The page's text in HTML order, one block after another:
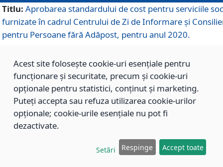
Titlu: Aprobarea standardului de cost pentru serviciile
furnizate în cadrul Centrului de Zi de Informare și
pentru Persoane fără Adăpost, pentru anul 2020.
827/10.12.2019
Aprobarea standardului de cost pentru serviciile
furnizate în cadrul Centrului Rezidențial pentru Persoane
Adăpost, pentru anul 2020.
Aprobarea standardului de cost pentru serviciile
Acest site folosește cookie-uri esențiale pentru
funcționare și securitate, precum și cookie-uri
opționale pentru statistici, conținut și marketing.
Puteți accepta sau refuza utilizarea cookie-urilor
opționale; cookie-urile esențiale nu pot fi
dezactivate.
Setări Respinge Accept toate